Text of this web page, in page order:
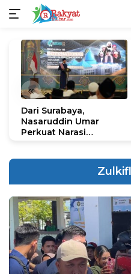
konten
«
Dari Surabaya,
Nasaruddin Umar
Perkuat Narasi